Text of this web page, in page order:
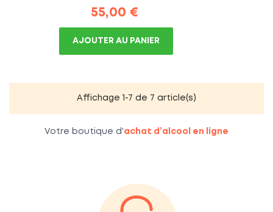
Prix
55,00 €
AJOUTER AU PANIER
Affichage 1-7 de 7 article(s)
Votre boutique d'achat d’alcool en ligne